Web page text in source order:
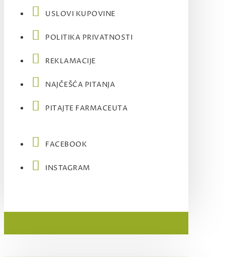
USLOVI KUPOVINE
POLITIKA PRIVATNOSTI
REKLAMACIJE
NAJČEŠĆA PITANJA
PITAJTE FARMACEUTA
FACEBOOK
INSTAGRAM